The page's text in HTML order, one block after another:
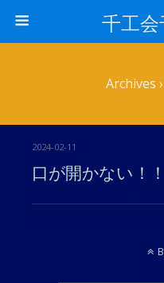
千工
Archives
2024-02-11
口が開かない！！